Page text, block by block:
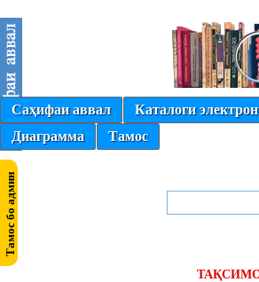
Саҳифаи аввал Каталоги
Диаграмма
Тамос